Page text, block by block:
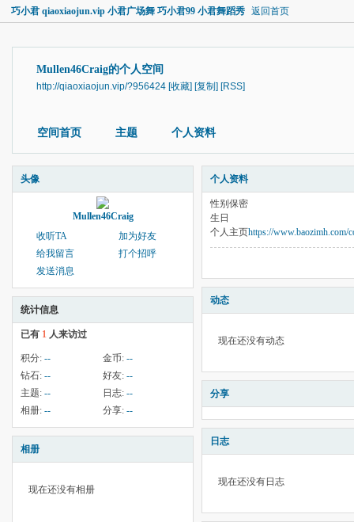
巧小君 qiaoxiaojun.vip 小君广场舞 巧小君99 小君舞蹈秀 返回首页
Mullen46Craig的个人空间
http://qiaoxiaojun.vip/?956424 [收藏] [复制] [RSS]
空间首页 主题 个人资料
头像
Mullen46Craig
收听TA
加为好友
给我留言
打个招呼
发送消息
统计信息
已有 1 人来访过
积分: -- 金币: --
钻石: -- 好友: --
主题: -- 日志: --
相册: -- 分享: --
相册
现在还没有相册
个人资料
性别 保密
生日
个人主页https://www.baozimh.com/
动态
现在还没有动态
分享
日志
现在还没有日志